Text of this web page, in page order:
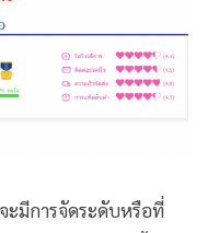
ะมีการจัดระดับหรือที่